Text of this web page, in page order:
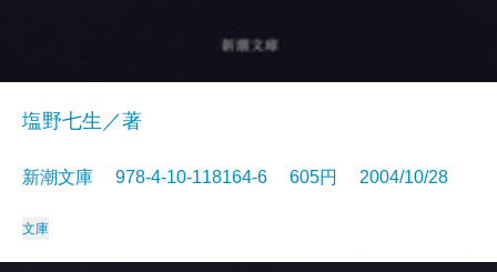
塩野七生／著
新潮文庫 978-4-10-118164-6 605円 2004/10/28
文庫